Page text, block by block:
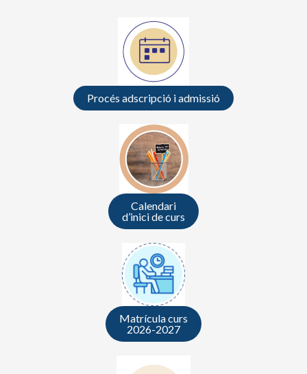
Procés adscripció i admissió
Calendari
d’inici de curs
Matrícula curs
2026-2027